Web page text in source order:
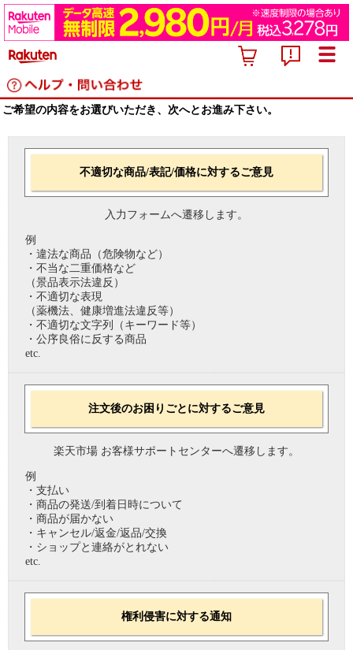
ご希望の内容をお選びいただき、次へとお進み下さい。
不適切な商品/表記/価格に対するご意見
入力フォームへ遷移します。
例
・違法な商品（危険物など）
・不当な二重価格など
（景品表示法違反）
・不適切な表現
（薬機法、健康増進法違反等）
・不適切な文字列（キーワード等）
・公序良俗に反する商品
etc.
注文後のお困りごとに対するご意見
楽天市場 お客様サポートセンターへ遷移します。
例
・支払い
・商品の発送/到着日時について
・商品が届かない
・キャンセル/返金/返品/交換
・ショップと連絡がとれない
etc.
権利侵害に対する通知